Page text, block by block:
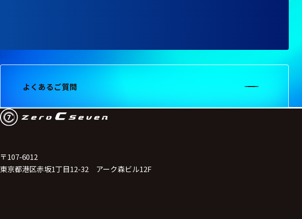
よくあるご質問
〒107-6012
東京都港区赤坂1丁目12-32 アーク森ビル12F